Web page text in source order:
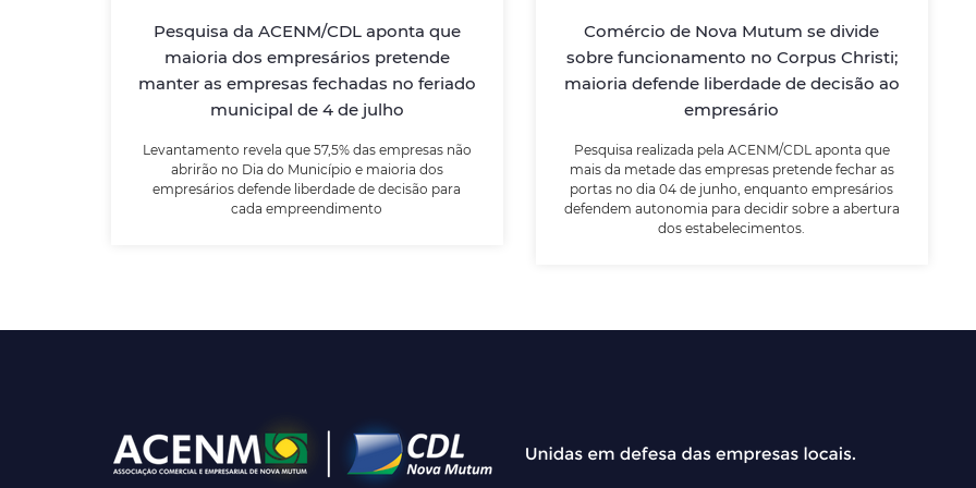
Pesquisa da ACENM/CDL aponta que
maioria dos empresários pretende
manter as empresas fechadas no feriado
municipal de 4 de julho
Levantamento revela que 57,5% das empresas não
abrirão no Dia do Município e maioria dos
empresários defende liberdade de decisão para
cada empreendimento
Levantamento revela que 57,5% das
empresas não abrirão no Dia do Município e
de decisão para cada empreendimento
LEIA MAIS
Comércio de Nova Mutum se divide
sobre funcionamento no Corpus Christi;
maioria defende liberdade de decisão ao
empresário
Pesquisa realizada pela ACENM/CDL aponta que
mais da metade das empresas pretende fechar as
portas no dia 04 de junho, enquanto empresários
defendem autonomia para decidir sobre a abertura
dos estabelecimentos.
Pesquisa realizada pela ACENM/CDL aponta
pretende fechar as portas no dia 04 de
junho, enquanto empresários defendem
autonomia para decidir sobre a abertura
dos estabelecimentos.
LEIA MAIS